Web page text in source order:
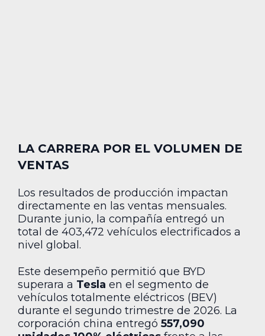
LA CARRERA POR EL VOLUMEN DE
VENTAS
Los resultados de producción impactan
directamente en las ventas mensuales.
Durante junio, la compañía entregó un
total de 403,472 vehículos electrificados a
nivel global.
Este desempeño permitió que BYD
superara a Tesla en el segmento de
vehículos totalmente eléctricos (BEV)
durante el segundo trimestre de 2026. La
corporación china entregó 557,090